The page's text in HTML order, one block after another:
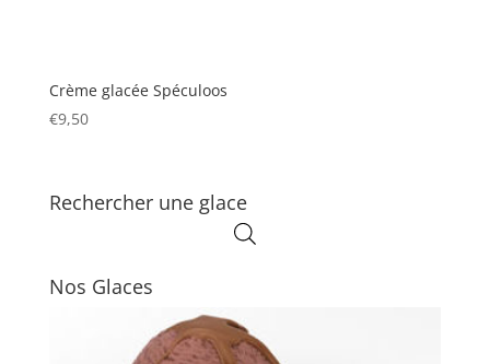
Crème glacée Spéculoos
€9,50
Rechercher une glace
Nos Glaces